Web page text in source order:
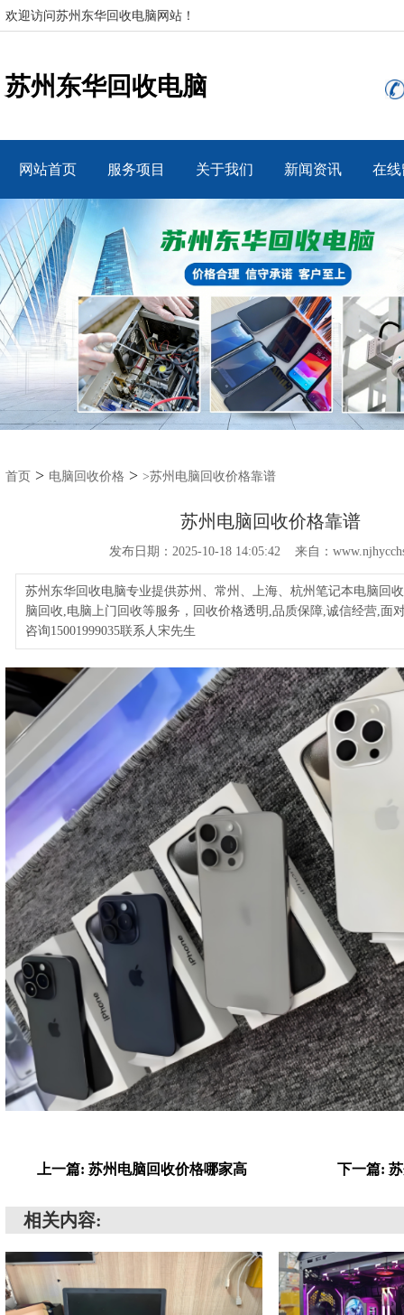
欢迎访问苏州东华回收电脑网站！
苏州东华回收电脑
网站首页 服务项目 关于我们 新闻资讯 在
首页 > 电脑回收价格 > >苏州电脑回收价格靠谱
苏州电脑回收价格靠谱
发布日期：2025-10-18 14:05:42 来自：
苏州东华回收电脑专业提供苏州、常州、上海、杭州笔记本电脑回
脑回收,电脑上门回收等服务，回收价格透明,品质保障,诚信经营,面
咨询15001999035联系人宋先生
上一篇: 苏州电脑回收价格哪家高 下一篇:
相关内容: